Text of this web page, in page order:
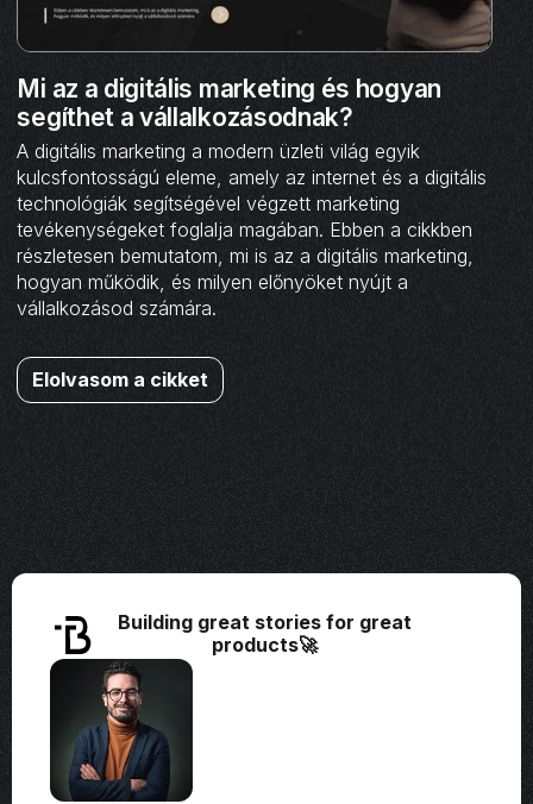
Mi az a digitális marketing és hogyan
segíthet a vállalkozásodnak?
A digitális marketing a modern üzleti világ egyik
kulcsfontosságú eleme, amely az internet és a digitális
technológiák segítségével végzett marketing
tevékenységeket foglalja magában. Ebben a cikkben
részletesen bemutatom, mi is az a digitális marketing,
hogyan működik, és milyen előnyöket nyújt a
vállalkozásod számára.
Elolvasom a cikket
Building great stories for great
products🚀